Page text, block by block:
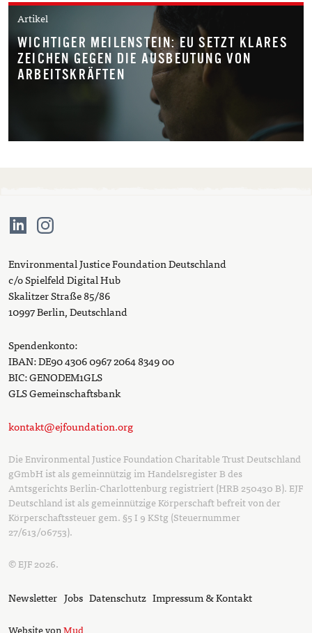
Artikel
WICHTIGER MEILENSTEIN: EU SETZT KLARES
ZEICHEN GEGEN DIE AUSBEUTUNG VON
ARBEITSKRÄFTEN
Environmental Justice Foundation Deutschland
c/o Spielfeld Digital Hub
Skalitzer Straße 85/86
10997 Berlin, Deutschland
Spendenkonto:
IBAN: DE90 4306 0967 2064 8349 00
BIC: GENODEM1GLS
GLS Gemeinschaftsbank
kontakt@ejfoundation.org
Die Environmental Justice Foundation Charitable Trust Deutschland
gGmbH ist als gemeinnützig im Handelsregister B des
Amtsgerichts Berlin-Charlottenburg registriert (HRB 250430 B). EJF
Deutschland ist als gemeinnützige Körperschaft befreit von der
Körperschaftssteuer gem. §5 I 9 KStg (Steuernummer
27/613/06753).
© EJF 2026.
Newsletter Jobs Datenschutz Impressum & Kontakt
Website vonMud